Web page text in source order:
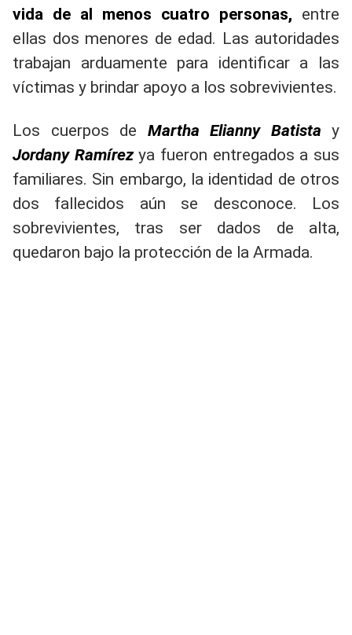
vida de al menos cuatro personas, entre
ellas dos menores de edad. Las autoridades
trabajan arduamente para identificar a las
víctimas y brindar apoyo a los sobrevivientes.
Los cuerpos de Martha Elianny Batista y
Jordany Ramírez ya fueron entregados a sus
familiares. Sin embargo, la identidad de otros
dos fallecidos aún se desconoce. Los
sobrevivientes, tras ser dados de alta,
quedaron bajo la protección de la Armada.